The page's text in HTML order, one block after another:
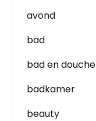
avond
bad
bad en douche
badkamer
beauty